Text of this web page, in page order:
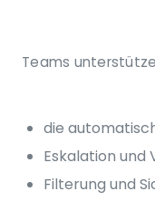
Teams
die
Eskalation
Filterung und